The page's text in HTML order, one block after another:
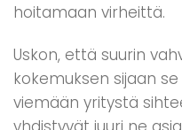
hoitamaan virheittä.
Uskon, että suurin
kokemuksen sijaan
viemään yritystä